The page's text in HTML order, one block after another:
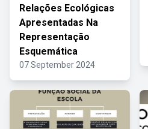
Relações Ecológicas
Apresentadas Na
Representação
Esquemática
07 September 2024